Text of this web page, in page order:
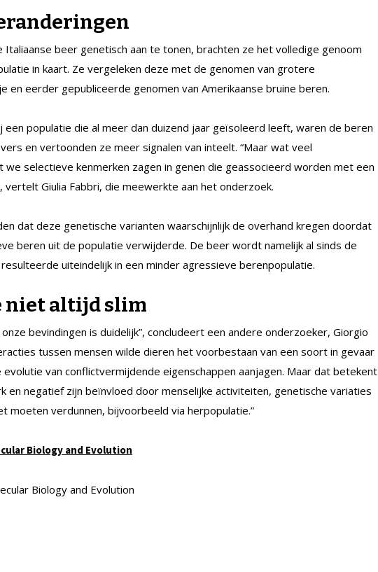
Italiaanse beer genetisch aan te tonen, brachten ze het volledige genoom
in kaart. Ze vergeleken deze met de genomen van grotere
en eerder gepubliceerde genomen van Amerikaanse bruine beren.
een populatie die al meer dan duizend jaar geïsoleerd leeft, waren de beren
en vertoonden ze meer signalen van inteelt. “Maar wat veel
selectieve kenmerken zagen in genen die geassocieerd worden met een
Giulia Fabbri, die meewerkte aan het onderzoek.
dat deze genetische varianten waarschijnlijk de overhand kregen doordat
beren uit de populatie verwijderde. De beer wordt namelijk al sinds de
uiteindelijk in een minder agressieve berenpopulatie.
niet altijd slim
bevindingen is duidelijk”, concludeert een andere onderzoeker, Giorgio
tussen mensen wilde dieren het voorbestaan van een soort in gevaar
evolutie van conflictvermijdende eigenschappen aanjagen. Maar dat betekent
en negatief zijn beïnvloed door menselijke activiteiten, genetische variaties
moeten verdunnen, bijvoorbeeld via herpopulatie.”
Biology and Evolution
Biology and Evolution